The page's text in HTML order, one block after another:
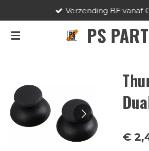
naar
PS
Verzending BE vanaf
€